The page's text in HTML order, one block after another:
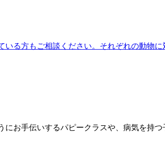
る方もご相談ください。それぞれの動物
お手伝いするパピークラスや、病気を持